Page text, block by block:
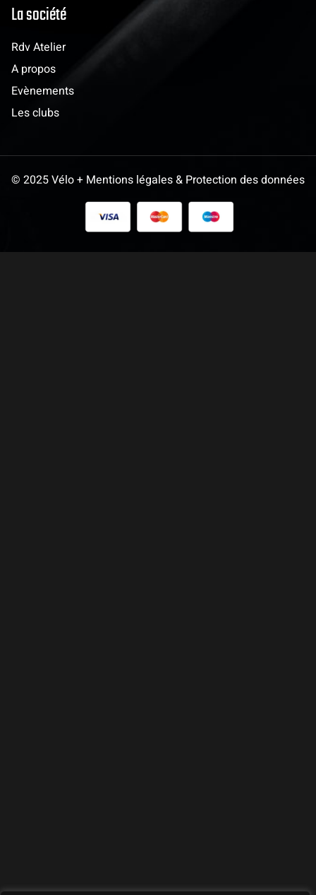
La société
Rdv Atelier
A propos
Evènements
Les clubs
© 2025 Vélo + Mentions légales & Protection des données